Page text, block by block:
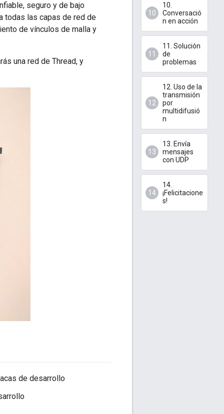
10.
Conversació
n en acción
11. Solución
de
problemas
12. Uso de la
transmisión
por
multidifusió
n
13. Envía
mensajes
con UDP
14.
¡Felicitacione
s!
seguro y de bajo
todas las capas de red de
de vínculos de malla y
una red de Thread, y
de desarrollo